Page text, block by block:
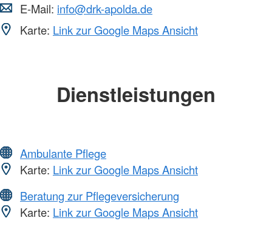
E-Mail: info@drk-apolda.de
Karte: Link zur Google Maps Ansicht
Dienstleistungen
Ambulante Pflege
Karte: Link zur Google Maps Ansicht
Beratung zur Pflegeversicherung
Karte: Link zur Google Maps Ansicht